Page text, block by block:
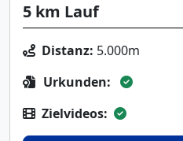
5 km Lauf
Distanz: 5.000m
Urkunden:
Zielvideos: